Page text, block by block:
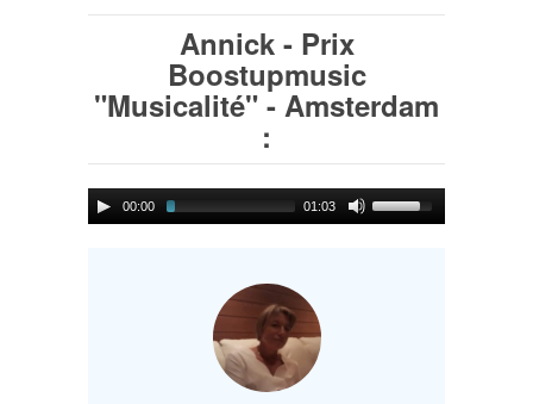
Annick - Prix
Boostupmusic
"Musicalité" - Amsterdam
:
00:00 01:03